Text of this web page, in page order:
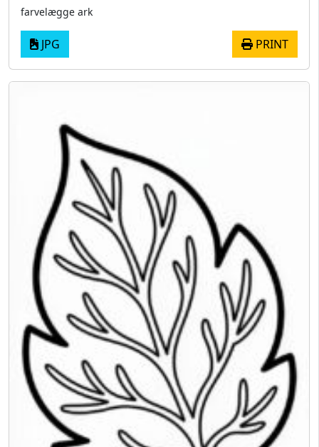
farvelægge ark
JPG PRINT